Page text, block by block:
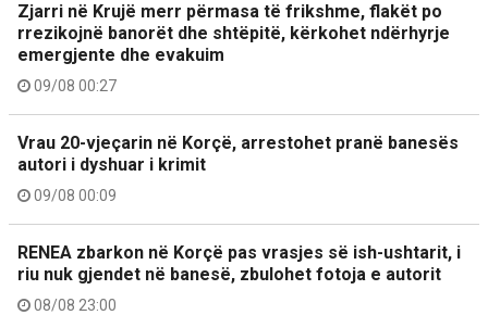
Zjarri në Krujë merr përmasa të frikshme, flakët po
rrezikojnë banorët dhe shtëpitë, kërkohet ndërhyrje
emergjente dhe evakuim
09/08 00:27
Vrau 20-vjeçarin në Korçë, arrestohet pranë banesës
autori i dyshuar i krimit
09/08 00:09
RENEA zbarkon në Korçë pas vrasjes së ish-ushtarit, i
riu nuk gjendet në banesë, zbulohet fotoja e autorit
08/08 23:00